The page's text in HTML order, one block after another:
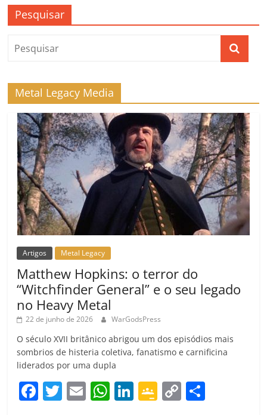
Pesquisar
Metal Legacy Media
Artigos Metal Legacy
Matthew Hopkins: o terror do
“Witchfinder General” e o seu legado
no Heavy Metal
22 de junho de 2026 WarGodsPress
O século XVII britânico abrigou um dos episódios mais
sombrios de histeria coletiva, fanatismo e carnificina
liderados por uma dupla
F T E W Li G C